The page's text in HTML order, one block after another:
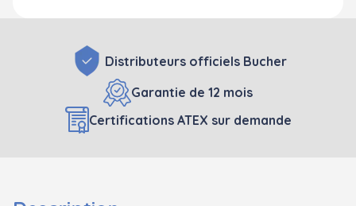
Distributeurs officiels Bucher
Garantie de 12 mois
Certifications ATEX sur demande